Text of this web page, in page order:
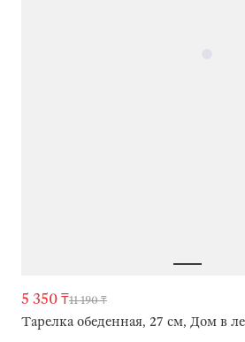
5 350 ₸11 190 ₸
Тарелка обеденная, 27 см, Дом в